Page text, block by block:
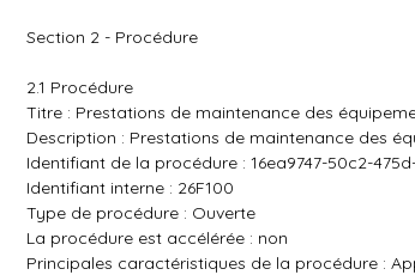
Section 2 - Procédure
2.1 Procédure
Titre : Prestations de maintenance des
Description : Prestations de maintenance des
Identifiant de la procédure : 16ea9747-50c2-
Identifiant interne : 26F100
Type de procédure : Ouverte
La procédure est accélérée : non
Principales caractéristiques de la procédure :